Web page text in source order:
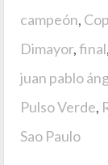
campeón,
Dimayor,final,
juan pablo
Pulso Verde,
Sao Paulo